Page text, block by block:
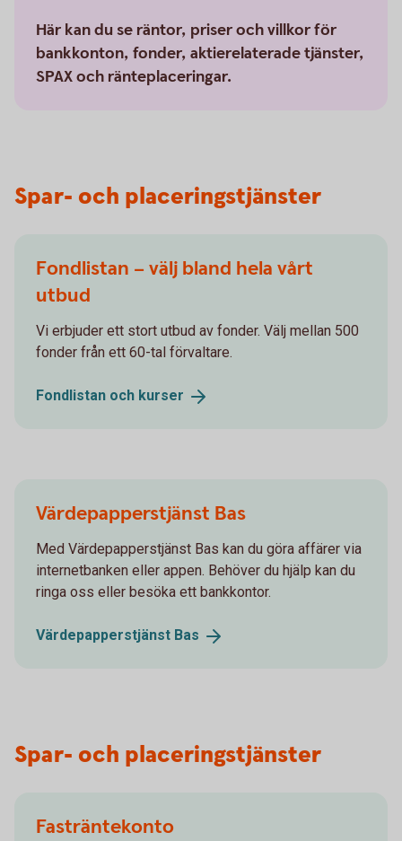
Här kan du se räntor, priser och villkor för
bankkonton, fonder, aktierelaterade tjänster,
SPAX och ränteplaceringar.
Spar- och placeringstjänster
Fondlistan – välj bland hela vårt
utbud
Vi erbjuder ett stort utbud av fonder. Välj mellan 500
fonder från ett 60-tal förvaltare.
Fondlistan och kurser
Värdepapperstjänst Bas
Med Värdepapperstjänst Bas kan du göra affärer via
internetbanken eller appen. Behöver du hjälp kan du
ringa oss eller besöka ett bankkontor.
Värdepapperstjänst Bas
Spar- och placeringstjänster
Fasträntekonto